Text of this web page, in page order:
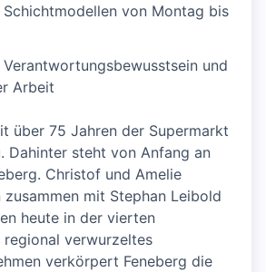
von Montag bis
Verantwortungsbewusstsein und
Arbeit
über 75 Jahren der Supermarkt
Dahinter steht von Anfang an
Christof und Amelie
zusammen mit Stephan Leibold
heute in der vierten
regional verwurzeltes
verkörpert Feneberg die